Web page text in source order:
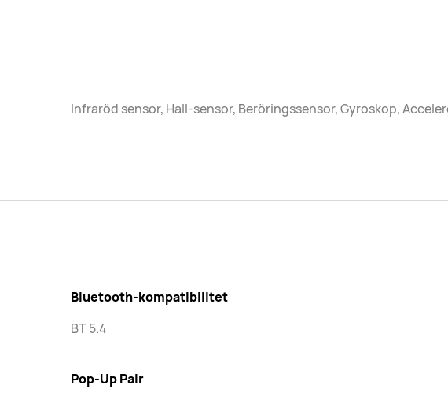
Infraröd sensor, Hall-sensor, Beröringssensor, Gyroskop,
Bluetooth-kompatibilitet
BT 5.4
Pop-Up Pair